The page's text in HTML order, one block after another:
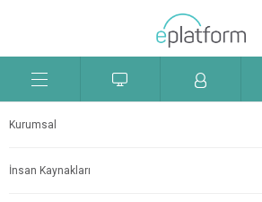
Kurumsal
İnsan Kaynakları